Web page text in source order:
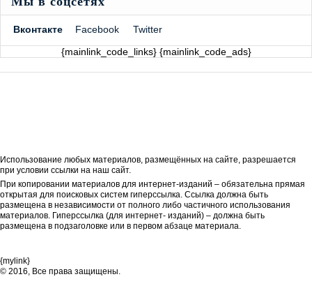
Вконтакте Facebook
Twitter
{mainlink_code_links} {mainlink_code_ads}
Использование любых материалов, размещённых на сайте, разрешается
при условии ссылки на наш сайт.
При копировании материалов для интернет-изданий – обязательна прямая
открытая для поисковых систем гиперссылка. Ссылка должна быть
размещена в независимости от полного либо частичного использования
материалов. Гиперссылка (для интернет- изданий) – должна быть
размещена в подзаголовке или в первом абзаце материала.
{mylink}
© 2016, Все права защищены.